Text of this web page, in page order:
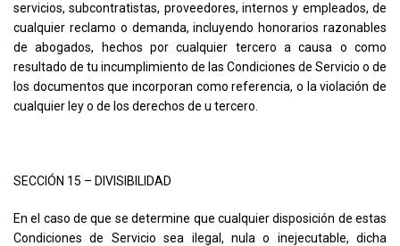
servicios, subcontratistas, proveedores, internos y empleados, de
cualquier reclamo o demanda, incluyendo honorarios razonables
de abogados, hechos por cualquier tercero a causa o como
resultado de tu incumplimiento de las Condiciones de Servicio o de
los documentos que incorporan como referencia, o la violación de
cualquier ley o de los derechos de u tercero.
SECCIÓN 15 – DIVISIBILIDAD
En el caso de que se determine que cualquier disposición de estas
Condiciones de Servicio sea ilegal, nula o inejecutable, dicha